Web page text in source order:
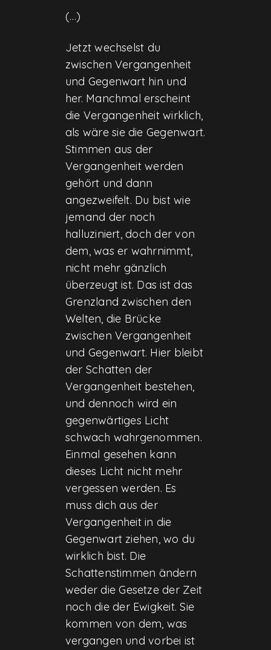
(…)
Jetzt wechselst du
zwischen Vergangenheit
und Gegenwart hin und
her. Manchmal erscheint
die Vergangenheit wirklich,
als wäre sie die Gegenwart.
Stimmen aus der
Vergangenheit werden
gehört und dann
angezweifelt. Du bist wie
jemand der noch
halluziniert, doch der von
dem, was er wahrnimmt,
nicht mehr gänzlich
überzeugt ist. Das ist das
Grenzland zwischen den
Welten, die Brücke
zwischen Vergangenheit
und Gegenwart. Hier bleibt
der Schatten der
Vergangenheit bestehen,
und dennoch wird ein
gegenwärtiges Licht
schwach wahrgenommen.
Einmal gesehen kann
dieses Licht nicht mehr
vergessen werden. Es
muss dich aus der
Vergangenheit in die
Gegenwart ziehen, wo du
wirklich bist. Die
Schattenstimmen ändern
weder die Gesetze der Zeit
noch die der Ewigkeit. Sie
kommen von dem, was
vergangen und vorbei ist